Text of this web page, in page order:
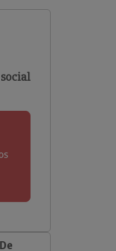
dos